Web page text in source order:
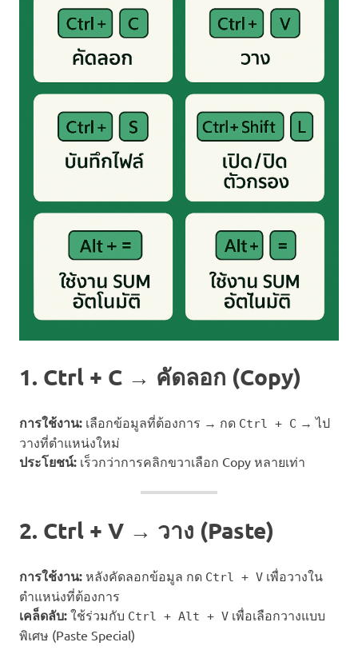
1. Ctrl + C → คัดลอก (Copy)
การใช้งาน: เลือกข้อมูลที่ต้องการ → กด Ctrl + C → ไป
วางที่ตำแหน่งใหม่
ประโยชน์: เร็วกว่าการคลิกขวาเลือก Copy หลายเท่า
2. Ctrl + V → วาง (Paste)
การใช้งาน: หลังคัดลอกข้อมูล กด Ctrl + V เพื่อวางใน
ตำแหน่งที่ต้องการ
เคล็ดลับ: ใช้ร่วมกับ Ctrl + Alt + V เพื่อเลือกวางแบบ
พิเศษ (Paste Special)